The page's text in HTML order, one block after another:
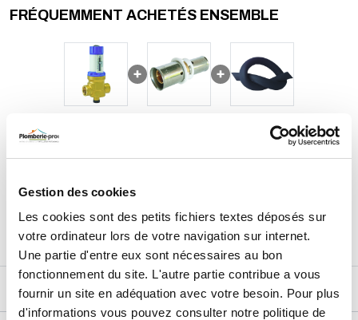
Gestion des cookies
Les cookies sont des petits fichiers textes déposés sur
votre ordinateur lors de votre navigation sur internet.
Une partie d'entre eux sont nécessaires au bon
fonctionnement du site. L'autre partie contribue a vous
fournir un site en adéquation avec votre besoin. Pour plus
d'informations vous pouvez consulter notre politique de
FRÉQUEMMENT ACHETÉS ENSEMBLE
Prix total de la sélection : 87,01€TTC
DESCRIPTIF